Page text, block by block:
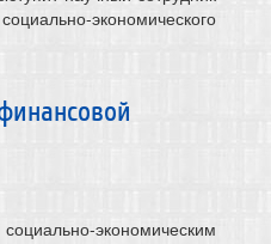
экономического
экономическим